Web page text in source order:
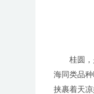
桂圆，是
海同类品
挟裹着天